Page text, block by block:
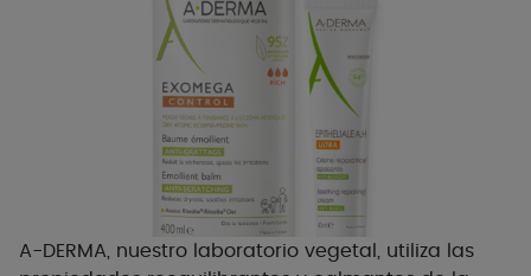
A-DERMA, nuestro laboratorio vegetal, utiliza las